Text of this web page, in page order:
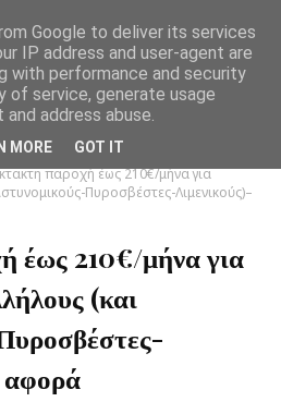
παροχή έως 210€/μήνα για
Πυροσβέστες-Λιμενικούς)–
έως 210€/μήνα για
(και
αφορά
Google to deliver its services
IP address and user-agent are
with performance and security
of service, generate usage
address abuse.
MORE GOT IT